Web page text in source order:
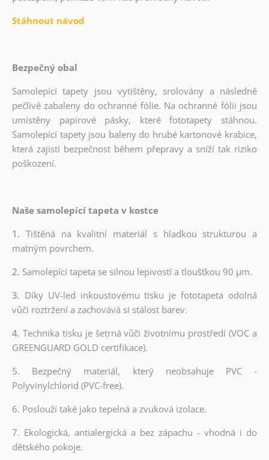
Stáhnout návod
Bezpečný obal
Samolepící tapety jsou vytištěny, srolovány a následně
pečlivě zabaleny do ochranné fólie. Na ochranné fólii jsou
umístěny papírové pásky, které fototapety stáhnou.
Samolepící tapety jsou baleny do hrubé kartonové krabice,
která zajistí bezpečnost během přepravy a sníží tak riziko
poškození.
Naše samolepící tapeta v kostce
1. Tištěná na kvalitní materiál s hladkou strukturou a
matným povrchem.
2. Samolepící tapeta se silnou lepivostí a tloušťkou 90 µm.
3. Díky UV-led inkoustovému tisku je fototapeta odolná
vůči roztržení a zachovává si stálost barev.
4. Technika tisku je šetrná vůči životnímu prostředí (VOC a
GREENGUARD GOLD certifikace).
5. Bezpečný materiál, který neobsahuje PVC -
Polyvinylchlorid (PVC-free).
6. Poslouží také jako tepelná a zvuková izolace.
7. Ekologická, antialergická a bez zápachu - vhodná i do
dětského pokoje.